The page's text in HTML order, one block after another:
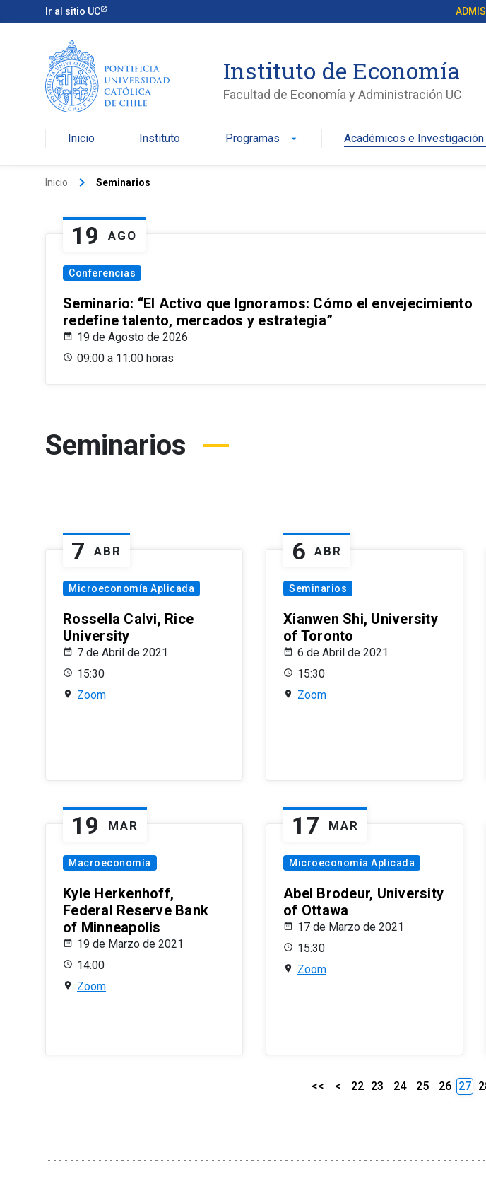
Ir al sitio UC
Instituto de Economía
Facultad de Economía y Administración UC
Inicio Instituto Programas arrow_drop_down Académicos e Investigación
Inicio keyboard_arrow_right Seminarios
19 AGO
Conferencias
Seminario: “El Activo que Ignoramos: Cómo el envejecimiento
redefine talento, mercados y estrategia”
19 de Agosto de 2026
09:00 a 11:00 horas
Seminarios
7 ABR
Microeconomía Aplicada
Rossella Calvi, Rice
University
7 de Abril de 2021
15:30
Zoom
6 ABR
Seminarios
Xianwen Shi, University
of Toronto
6 de Abril de 2021
15:30
Zoom
19 MAR
Macroeconomía
Kyle Herkenhoff,
Federal Reserve Bank
of Minneapolis
19 de Marzo de 2021
14:00
Zoom
17 MAR
Microeconomía Aplicada
Abel Brodeur, University
of Ottawa
17 de Marzo de 2021
15:30
Zoom
<< < 22 23 24 25 26 27